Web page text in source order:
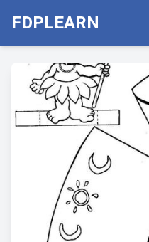
FDPLEARN